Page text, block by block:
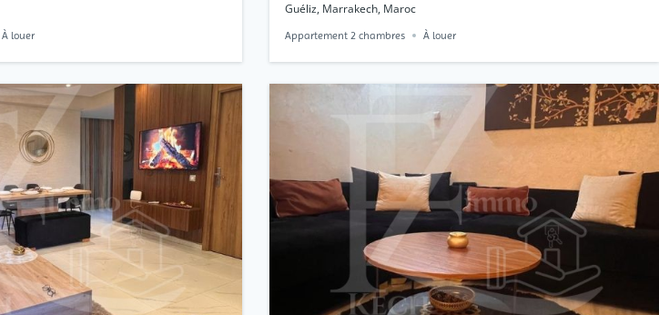
À louer
Guéliz, Marrakech, Maroc
Appartement 2 chambres À louer